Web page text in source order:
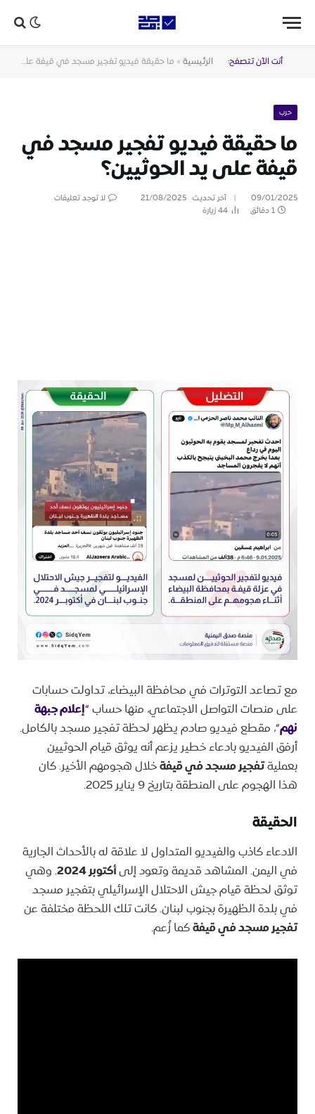
أنت الآن تتصفح: الرئيسية » ما حقيقة فيديو تفجير مسجد في قيفة على يد الحوثيين؟
حرب
ما حقيقة فيديو تفجير مسجد في
قيفة على يد الحوثيين؟
09/01/2025 آخر تحديث: 21/08/2025
لا توجد تعليقات
1 دقائق
44زيارة
مع تصاعد التوترات في محافظة البيضاء، تداولت حسابات
على منصات التواصل الاجتماعي، منها حساب“إعلام جبهة
نهم“، مقطع فيديو صادم يظهر لحظة تفجير مسجد بالكامل.
أرفق الفيديو بادعاء خطير يزعم أنه يوثق قيام الحوثيين
بعمليةتفجير مسجد في قيفةخلال هجومهم الأخير. كان
هذا الهجوم على المنطقة بتاريخ 9 يناير 2025.
الحقيقة
الادعاء كاذب والفيديو المتداول لا علاقة له بالأحداث الجارية
في اليمن. المشاهد قديمة وتعود إلىأكتوبر 2024
. وهي
توثق لحظة قيام جيش الاحتلال الإسرائيلي بتفجير مسجد
في بلدة الظهيرة بجنوب لبنان. كانت تلك اللحظة مختلفة عن
تفجير مسجد في قيفةكما زُعم.